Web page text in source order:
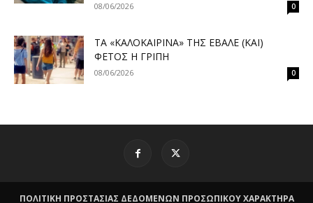
08/06/2026 0
ΤΑ «ΚΑΛΟΚΑΙΡΙΝΆ» ΤΗΣ ΈΒΑΛΕ (ΚΑΙ)
ΦΈΤΟΣ Η ΓΡΊΠΗ
08/06/2026 0
ΠΟΛΙΤΙΚΗ ΠΡΟΣΤΑΣΙΑΣ ΔΕΔΟΜΕΝΩΝ ΠΡΟΣΩΠΙΚΟΥ ΧΑΡΑΚΤΗΡΑ